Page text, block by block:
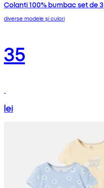
Colanți 100% bumbac set de 3
diverse modele și culori
35
lei